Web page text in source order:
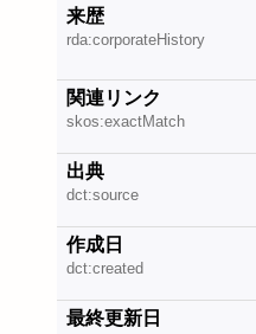
来歴
rda:corporateHistory
関連リンク
skos:exactMatch
出典
dct:source
作成日
dct:created
最終更新日